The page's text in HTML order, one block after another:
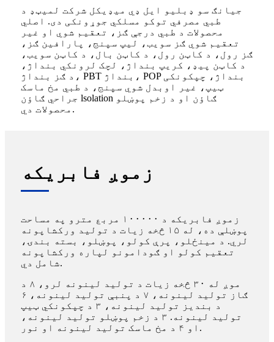
جیانګ سو ډبلیو ایل ډي میډیکل شرکت لمیټډ د
طبي مصرفي توکو مسلکي جوړونکی دی. اصلي
محصولات د طبي درجې ګز، تعقیم شوي او غیر
تعقیم شوي ګز سویب، لیپ سپنج، پارافین ګز،
ګز رول، د کاټن رول، د کاټن بال، د کاټن سویب،
د کاټن پیډ، کریپ بنداژ، لچک لرونکي بنداژ،
د ګز بنداژ، PBT بنداژ، POP بنداژ، چپکونکی
ټیپ، غیر اوبدل شوي سپنج، د طبي مخ ماسک
جراحي ګاؤن lsolation ګاؤن او د زخم پوښلو
محصولات دي.
زموږ فابریکه
زموږ فابریکه د ۱۰۰۰۰۰ مربع مترو په مساحت
پوښلې ده، له ۱۵ څخه زیات د تولید ورکشاپونه
لري. د مینځلو، پرې کولو، پوښلو، بسته بندۍ،
تعقیم کولو او ګودامونو لپاره ورکشاپونه
شامل دي.
موږ له ۳۰ څخه زیات د تولید لینونه لرو، ۸ د
ګاز تولید لینونه، ۷ د پنبې تولید لینونه، ۶
د بندیز تولید لینونه، ۳ د چپکونکي ټیپ
تولید لینونه. ۳ د زخم پوښلو تولید لینونه،
او ۴ د مخ ماسک تولید لینونه او نور.